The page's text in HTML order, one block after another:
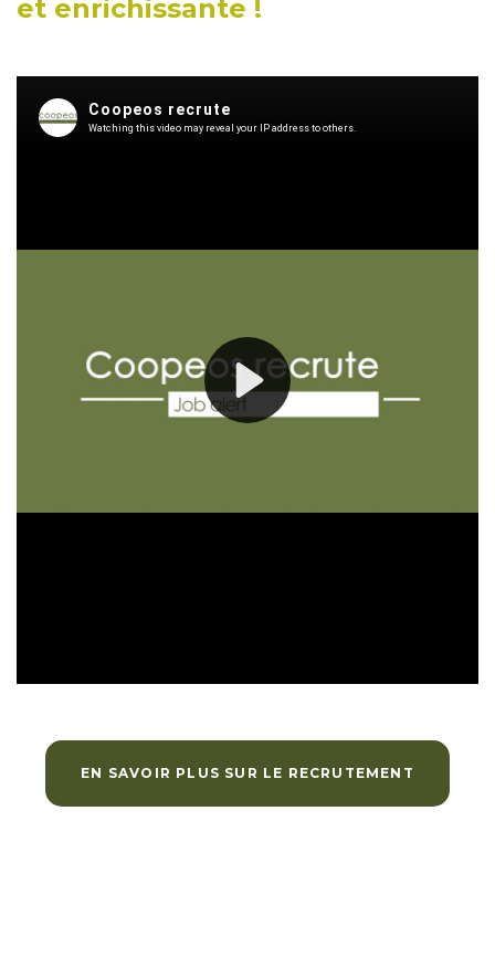
et enrichissante !
EN SAVOIR PLUS SUR LE RECRUTEMENT